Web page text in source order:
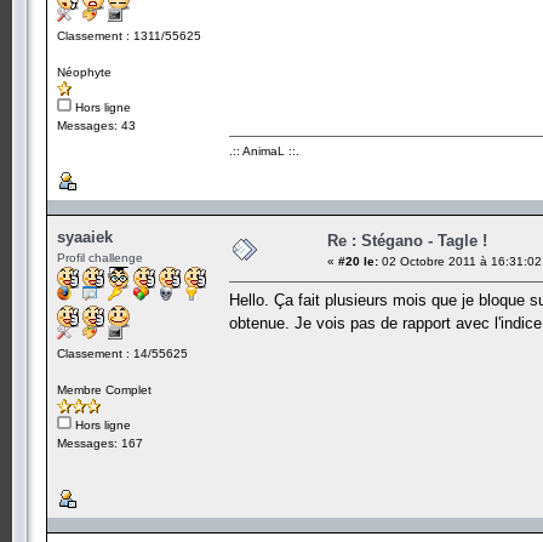
Classement : 1311/55625
Néophyte
Hors ligne
Messages: 43
.:: AnimaL ::.
syaaiek
Profil challenge
Classement : 14/55625
Membre Complet
Hors ligne
Messages: 167
Re : Stégano - Tagle !
« #20 le: 02 Octobre 2011 à
Hello. Ça fait plusieurs mois que je bloque
obtenue. Je vois pas de rapport avec